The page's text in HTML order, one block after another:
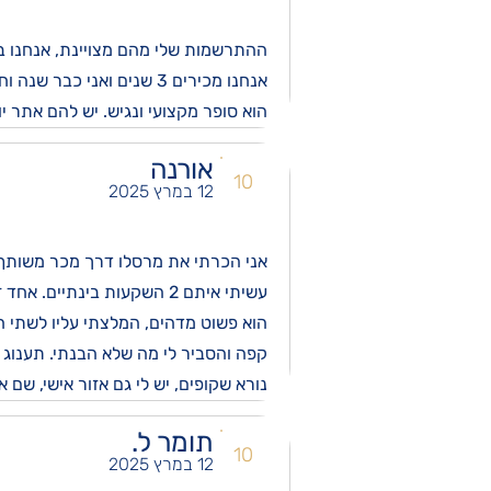
ההתרשמות שלי מהם מצויינת, אנחנו ב 3 השקעות כבר ויהיו עוד, אחת במולטי פמילי , אחת השקעה במלון ועוד אחד הלואה לטובת פרוייקט
אנחנו מכירים 3 שנים ואני כבר שנה וחצי משקיע אצלו. עדיין לא הגענו לשלבי מימוש, אנחנו בשלבים השוטפים.
הוא סופר מקצועי ונגיש. יש להם אתר
אורנה
12 במרץ 2025 10
אני הכרתי את מרסלו דרך מכר
עשיתי איתם 2 השקעות בינתיים. אחד זה מלון שהולך בו טוב מהצפוי, השני זה בברוקלין, מבנה משרדים שהולך להיות מושכר לטווח ארוך.
הוא פשוט מדהים, המלצתי עליו לשתי
קפה והסביר לי מה שלא הבנתי.
נורא שקופים, יש לי גם אזור אישי,
תומר ל.
12 במרץ 2025 10